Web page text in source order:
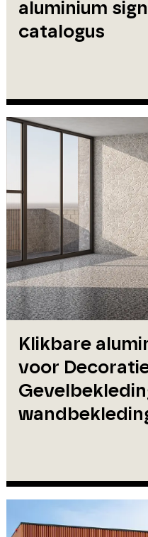
aluminium
catalogus
Klikbare
voor